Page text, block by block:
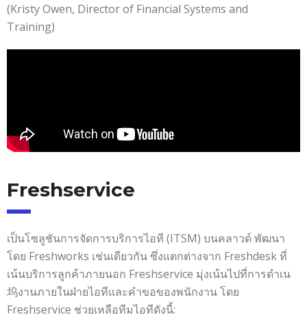
(Kristy Owen, Director of Financial Systems and
Training)
Freshservice
เป็นโซลูชันการจัดการบริการไอที (ITSM) บนคลาวด์ พัฒนา
โดย Freshworks เช่นเดียวกัน ซึ่งแตกต่างจาก Freshdesk ที่
เน้นบริการลูกค้าภายนอก Freshservice มุ่งเน้นไปที่การดำเน
坞งานภายในฝ่ายไอทีและคำขอของพนักงาน โดย
Freshservice ช่วยเหลือทีมไอทีดังนี้: